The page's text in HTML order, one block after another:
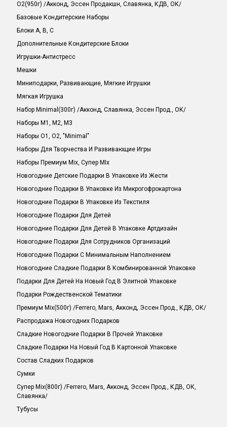
O2(950г) /Акконд, Эссен Продакшн, Славянка, КДВ, ОК/
Базовые Кондитерские Наборы
Блоки A, B, C
Дополнительные Кондитерские Блоки
Игрушки-Антистресс
Мешки
Миниподарки, Развивающие, Мягкие Игрушки
Мягкая Игрушка
Набор Minimal(300г) /Акконд, Славянка, Эссен Прод., ОК/
Наборы M1, M2, M3
Наборы O1, O2, "minimal"
Наборы Для Творчества И Развивающие Игры
Наборы Премиум Mix, Супер MIx
Новогодние Детские Подарки В Упаковке Из Жести
Новогодние Подарки В Упаковке Из Микрогофрокартона
Новогодние Подарки В Упаковке Из Текстиля
Новогодние Подарки Для Детей
Новогодние Подарки Для Детей В Упаковке Артдизайн
Новогодние Подарки Для Сотрудников Организаций
Новогодние Подарки С Минимальным Наполнением
Новогодние Сладкие Подарки В Комбинированной Упаковке
Подарки Для Детей На Новый Год В Элитной Упаковке
Подарки Рождественской Тематики
Премиум Mix(500г) /Ferrero, Mars, Акконд, Эссен Прод., КДВ, ОК/
Распродажа Новогодних Подарков
Сладкие Новогодние Подарки В Прочей Упаковке
Сладкие Подарки На Новый Год В Картонной Упаковке
Состав Сладких Подарков
Сумки
Супер Mix(800г) /Ferrero, Mars, Акконд, Эссен Прод., КДВ, ОК,
Славянка/
Тубусы